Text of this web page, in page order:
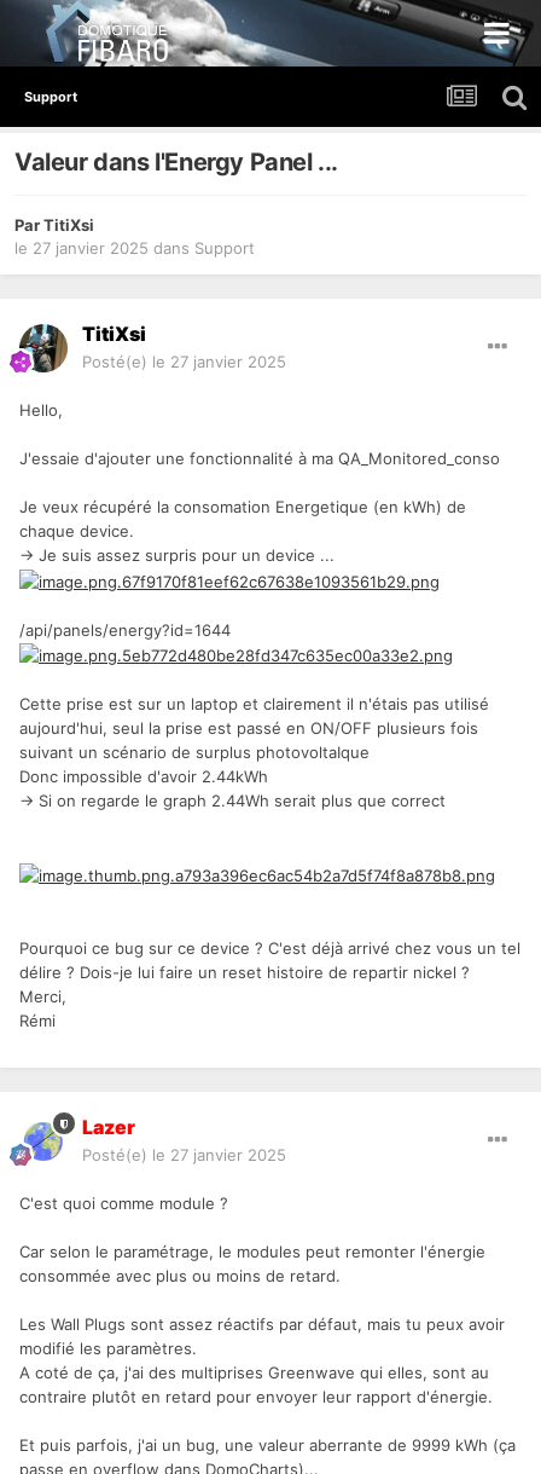
Support
Valeur dans l'Energy Panel ...
ParTitiXsi
le 27 janvier 2025 dans Support
TitiXsi
Posté(e) le 27 janvier 2025
Hello,
J'essaie d'ajouter une fonctionnalité à ma QA_Monitored_conso
Je veux récupéré la consomation Energetique (en kWh) de
chaque device.
-> Je suis assez surpris pour un device ...
/api/panels/energy?id=1644
Cette prise est sur un laptop et clairement il n'étais pas utilisé
aujourd'hui, seul la prise est passé en ON/OFF plusieurs fois
suivant un scénario de surplus photovoltaIque
Donc impossible d'avoir 2.44kWh
-> Si on regarde le graph 2.44Wh serait plus que correct
Pourquoi ce bug sur ce device ? C'est déjà arrivé chez vous un tel
délire ? Dois-je lui faire un reset histoire de repartir nickel ?
Merci,
Rémi
Lazer
Posté(e) le 27 janvier 2025
C'est quoi comme module ?
Car selon le paramétrage, le modules peut remonter l'énergie
consommée avec plus ou moins de retard.
Les Wall Plugs sont assez réactifs par défaut, mais tu peux avoir
modifié les paramètres.
A coté de ça, j'ai des multiprises Greenwave qui elles, sont au
contraire plutôt en retard pour envoyer leur rapport d'énergie.
Et puis parfois, j'ai un bug, une valeur aberrante de 9999 kWh (ça
passe en overflow dans DomoCharts)...